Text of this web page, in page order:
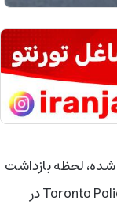
لحظه بازداشت
یک دوچرخه‌سوار توسط پلیس Toronto Police Service در